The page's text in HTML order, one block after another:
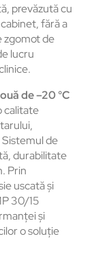
prevăzută cu
fără a
zgomot de
lucru
de –20 °C
calitate
de
durabilitate
Prin
uscată și
30/15
și
o soluție